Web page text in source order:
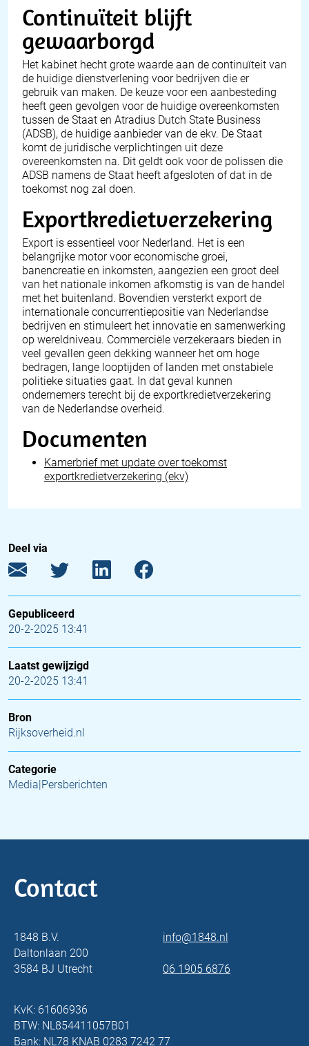
Continuïteit blijft
gewaarborgd
Het kabinet hecht grote waarde aan de continuïteit van
de huidige dienstverlening voor bedrijven die er
gebruik van maken. De keuze voor een aanbesteding
heeft geen gevolgen voor de huidige overeenkomsten
tussen de Staat en Atradius Dutch State Business
(ADSB), de huidige aanbieder van de ekv. De Staat
komt de juridische verplichtingen uit deze
overeenkomsten na. Dit geldt ook voor de polissen die
ADSB namens de Staat heeft afgesloten of dat in de
toekomst nog zal doen.
Exportkredietverzekering
Export is essentieel voor Nederland. Het is een
belangrijke motor voor economische groei,
banencreatie en inkomsten, aangezien een groot deel
van het nationale inkomen afkomstig is van de handel
met het buitenland. Bovendien versterkt export de
internationale concurrentiepositie van Nederlandse
bedrijven en stimuleert het innovatie en samenwerking
op wereldniveau. Commerciële verzekeraars bieden in
veel gevallen geen dekking wanneer het om hoge
bedragen, lange looptijden of landen met onstabiele
politieke situaties gaat. In dat geval kunnen
ondernemers terecht bij de exportkredietverzekering
van de Nederlandse overheid.
Documenten
Kamerbrief met update over toekomst
exportkredietverzekering (ekv)
Deel via
Gepubliceerd
20-2-2025 13:41
Laatst gewijzigd
20-2-2025 13:41
Bron
Rijksoverheid.nl
Categorie
Media|Persberichten
Contact
1848 B.V.
Daltonlaan 200
3584 BJ Utrecht
info@1848.nl
06 1905 6876
KvK: 61606936
BTW: NL854411057B01
Bank: NL78 KNAB 0283 7242 77